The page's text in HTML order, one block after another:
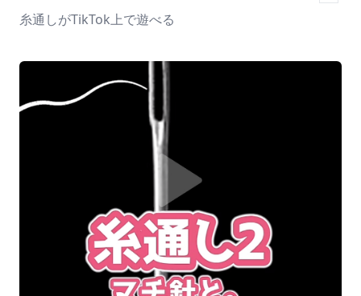
糸通しがTikTok上で遊べる